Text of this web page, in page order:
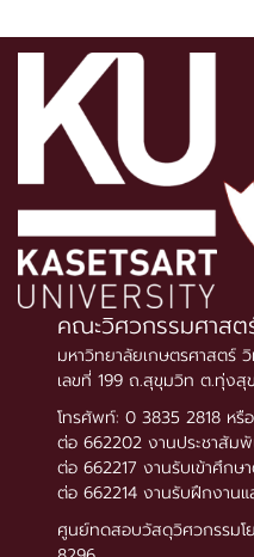
คณะวิศวกรรมศาสต
มหาวิทยาลัยเกษตรศาสตร์ วิ
เลขที่ 199 ถ.สุขุมวิท ต.ทุ่งสุ
โทรศัพท์: 0 3835 2818 ห
ต่อ 662202 งานประชาสัม
ต่อ 662217 งานรับเข้าศึกษ
ต่อ 662214 งานรับฝึกงาน
ศูนย์ทดสอบวัสดุวิศวกรรมโ